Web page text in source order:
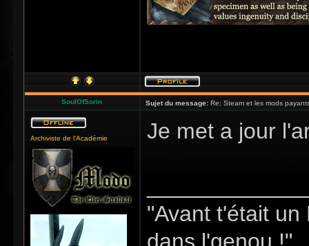
SoulOfSorin Sujet du message: Re: Steam et les mods
Archiviste de l'Académie Je met a jour
"Avant t'était